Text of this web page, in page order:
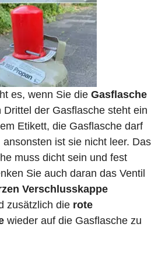
es, wenn Sie die Gasflasche
Drittel der Gasflasche steht ein
Etikett, die Gasflasche darf
ist sie nicht leer. Das
muss dicht sein und fest
Sie auch daran das Ventil
Verschlusskappe
zusätzlich die rote
wieder auf die Gasflasche zu